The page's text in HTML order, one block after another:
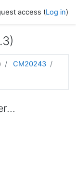
access (Log in)
CM20243